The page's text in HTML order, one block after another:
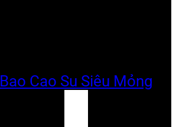
Bao Cao Su Siêu Mỏng